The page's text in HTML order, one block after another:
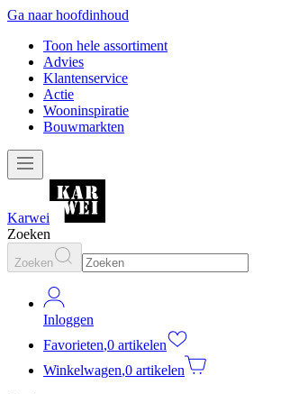
Ga naar hoofdinhoud
Toon hele assortiment
Advies
Klantenservice
Actie
Wooninspiratie
Bouwmarkten
Karwei
Zoeken
Zoeken
Inloggen
Favorieten,0 artikelen
Winkelwagen,0 artikelen